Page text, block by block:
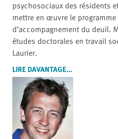
psychosociaux des résidents
mettre en œuvre le
d’accompagnement du deuil.
études doctorales en travail
Laurier.
LIRE DAVANTAGE...